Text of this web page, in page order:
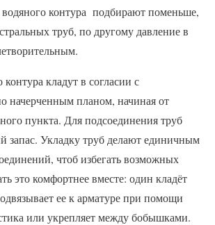
контура подбирают поменьше,
труб, по другому давление в
кладут в согласии с
начерченным планом, начиная от
пункта. Для подсоединения труб
запас. Укладку труб делают единичным
чтоб избегать возможных
это комфортнее вместе: один кладёт
ее к арматуре при помощи
или укрепляет между бобышками.